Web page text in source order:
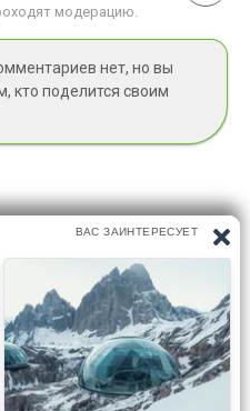
модерацию.
нет, но вы
кто поделится своим